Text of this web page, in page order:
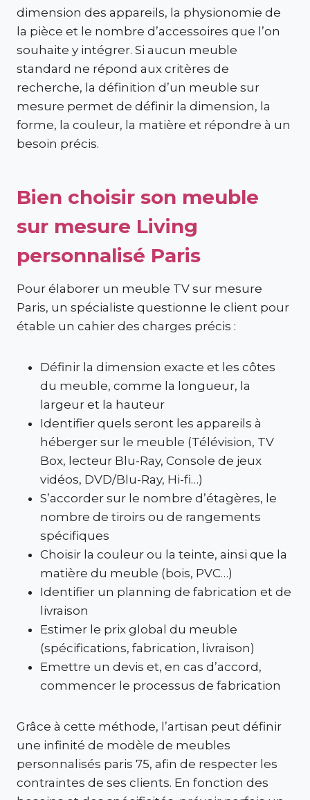
dimension des appareils, la physionomie de
la pièce et le nombre d’accessoires que l’on
souhaite y intégrer. Si aucun meuble
standard ne répond aux critères de
recherche, la définition d’un meuble sur
mesure permet de définir la dimension, la
forme, la couleur, la matière et répondre à un
besoin précis.
Bien choisir son meuble
sur mesure Living
personnalisé Paris
Pour élaborer un meuble TV sur mesure
Paris, un spécialiste questionne le client pour
étable un cahier des charges précis :
Définir la dimension exacte et les côtes
du meuble, comme la longueur, la
largeur et la hauteur
Identifier quels seront les appareils à
héberger sur le meuble (Télévision, TV
Box, lecteur Blu-Ray, Console de jeux
vidéos, DVD/Blu-Ray, Hi-fi…)
S’accorder sur le nombre d’étagères, le
nombre de tiroirs ou de rangements
spécifiques
Choisir la couleur ou la teinte, ainsi que la
matière du meuble (bois, PVC…)
Identifier un planning de fabrication et de
livraison
Estimer le prix global du meuble
(spécifications, fabrication, livraison)
Emettre un devis et, en cas d’accord,
commencer le processus de fabrication
Grâce à cette méthode, l’artisan peut définir
une infinité de modèle de meubles
personnalisés paris 75, afin de respecter les
contraintes de ses clients. En fonction des